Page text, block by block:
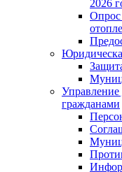
2026
Опрос
гражданами